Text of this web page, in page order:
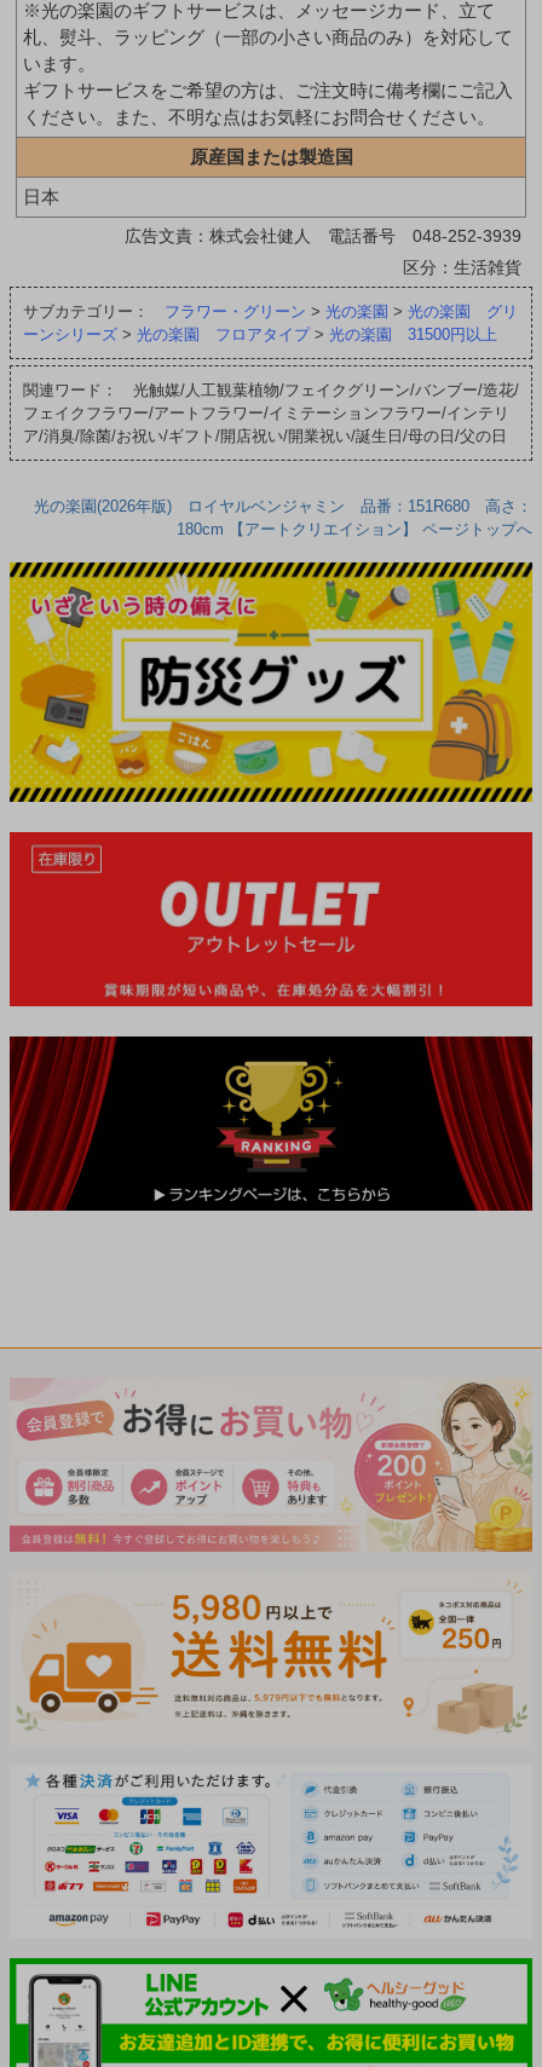
※光の楽園のギフトサービスは、メッセージカード、立て
札、熨斗、ラッピング（一部の小さい商品のみ）を対応して
います。
ギフトサービスをご希望の方は、ご注文時に備考欄にご記入
ください。また、不明な点はお気軽にお問合せください。
原産国または製造国
日本
広告文責：株式会社健人 電話番号 048-252-3939
区分：生活雑貨
サブカテゴリー： フラワー・グリーン > 光の楽園 > 光の楽園 グリ
ーンシリーズ > 光の楽園 フロアタイプ> 光の楽園 31500円以上
関連ワード： 光触媒/人工観葉植物/フェイクグリーン/バンブー/造花/
フェイクフラワー/アートフラワー/イミテーションフラワー/インテリ
ア/消臭/除菌/お祝い/ギフト/開店祝い/開業祝い/誕生日/母の日/父の日
光の楽園(2026年版) ロイヤルベンジャミン 品番：151R680 高さ：
180cm 【アートクリエイション】 ページトップへ